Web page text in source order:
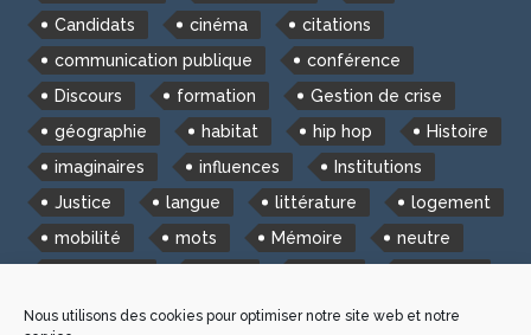
Nous utilisons des cookies pour optimiser notre site web et notre
Candidats
cinéma
citations
communication publique
conférence
Discours
formation
Gestion de crise
géographie
habitat hip hop
Histoire
imaginaires
influences
Institutions
Justice
langue littérature
logement
mobilité
mots Mémoire
neutre
Portait
portrait poésie roman